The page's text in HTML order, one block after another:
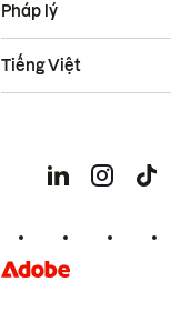
Pháp lý
Tiếng Việt